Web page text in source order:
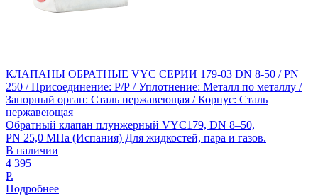
КЛАПАНЫ ОБРАТНЫЕ VYC СЕРИИ 179-03 DN 8-50 / PN
250 / Присоединение: Р/Р / Уплотнение: Металл по металлу /
Запорный орган: Сталь нержавеющая / Корпус: Сталь
нержавеющая
Обратный клапан плунжерный VYC179, DN 8–50,
PN 25,0 МПа (Испания) Для жидкостей, пара и газов.
В наличии
4 395
Р.
Подробнее